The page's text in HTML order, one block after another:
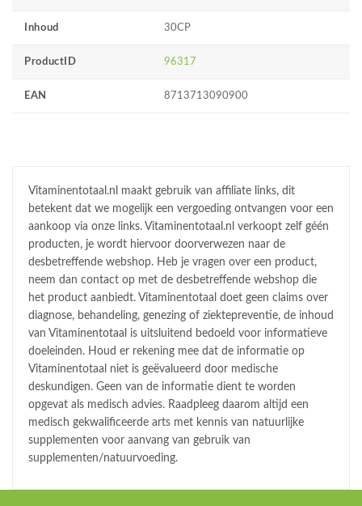
Inhoud 30CP
ProductID 96317
EAN 8713713090900
Vitaminentotaal.nl maakt gebruik van affiliate links, dit
betekent dat we mogelijk een vergoeding ontvangen voor een
aankoop via onze links. Vitaminentotaal.nl verkoopt zelf géén
producten, je wordt hiervoor doorverwezen naar de
desbetreffende webshop. Heb je vragen over een product,
neem dan contact op met de desbetreffende webshop die
het product aanbiedt. Vitaminentotaal doet geen claims over
diagnose, behandeling, genezing of ziektepreventie, de inhoud
van Vitaminentotaal is uitsluitend bedoeld voor informatieve
doeleinden. Houd er rekening mee dat de informatie op
Vitaminentotaal niet is geëvalueerd door medische
deskundigen. Geen van de informatie dient te worden
opgevat als medisch advies. Raadpleeg daarom altijd een
medisch gekwalificeerde arts met kennis van natuurlijke
supplementen voor aanvang van gebruik van
supplementen/natuurvoeding.